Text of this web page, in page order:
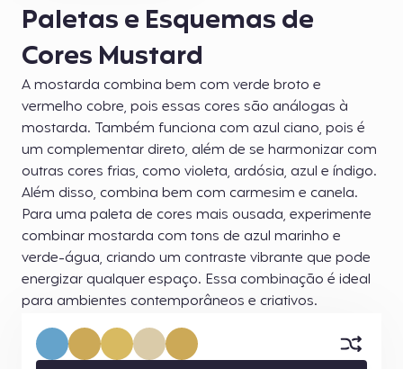
Paletas e Esquemas de
Cores Mustard
A mostarda combina bem com verde broto e
vermelho cobre, pois essas cores são análogas à
mostarda. Também funciona com azul ciano, pois é
um complementar direto, além de se harmonizar com
outras cores frias, como violeta, ardósia, azul e índigo.
Além disso, combina bem com carmesim e canela.
Para uma paleta de cores mais ousada, experimente
combinar mostarda com tons de azul marinho e
verde-água, criando um contraste vibrante que pode
energizar qualquer espaço. Essa combinação é ideal
para ambientes contemporâneos e criativos.